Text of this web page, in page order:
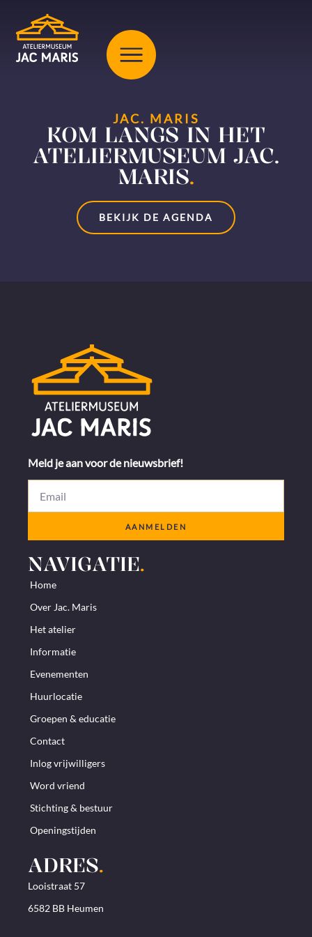
JAC. MARIS
KOM LANGS IN HET
ATELIERMUSEUM JAC.
MARIS.
BEKIJK DE AGENDA
Meld je aan voor de nieuwsbrief!
AANMELDEN
NAVIGATIE.
Home
Over Jac. Maris
Het atelier
Informatie
Evenementen
Huurlocatie
Groepen & educatie
Contact
Inlog vrijwilligers
Word vriend
Stichting & bestuur
Openingstijden
ADRES.
Looistraat 57
6582 BB Heumen